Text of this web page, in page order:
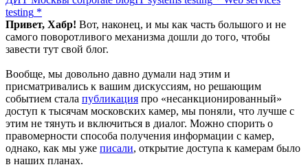
testing *
Привет, Хабр! Вот, наконец, и мы как часть большого и не
самого поворотливого механизма дошли до того, чтобы
завести тут свой блог.
Вообще, мы довольно давно думали над этим и
присматривались к вашим дискуссиям, но решающим
событием стала публикация про «несанкционированный»
доступ к тысячам московских камер, мы поняли, что лучше с
этим не тянуть и включиться в диалог. Можно спорить о
правомерности способа получения информации с камер,
однако, как мы уже писали, открытие доступа к камерам было
в наших планах.